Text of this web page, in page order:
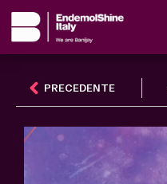
PRECEDENTE